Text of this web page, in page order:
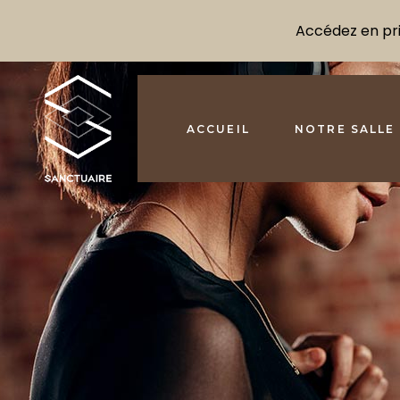
ACCUEIL NOTRE SALLE
Accédez en